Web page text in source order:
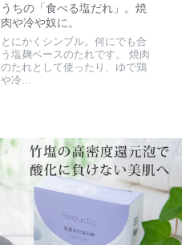
うちの「食べる塩だれ」。焼
肉や冷や奴に。
とにかくシンプル。何にでも合
う塩麹ベースのたれです。 焼肉
のたれとして使ったり、ゆで鶏
や冷...